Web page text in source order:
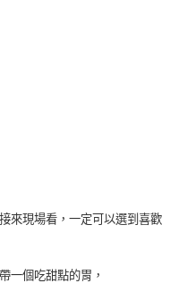
來現場看，一定可以選到喜歡
一個吃甜點的胃，